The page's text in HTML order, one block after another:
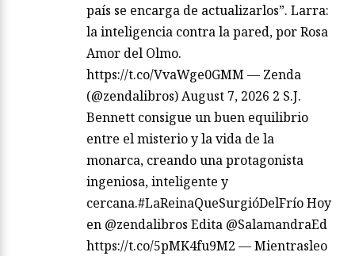
país se encarga de actualizarlos”. Larra:
la inteligencia contra la pared, por Rosa
Amor del Olmo.
https://t.co/VvaWge0GMM — Zenda
(@zendalibros) August 7, 2026 2 S.J.
Bennett consigue un buen equilibrio
entre el misterio y la vida de la
monarca, creando una protagonista
ingeniosa, inteligente y
cercana.#LaReinaQueSurgióDelFrío Hoy
en @zendalibros Edita @SalamandraEd
https://t.co/5pMK4fu9M2 — Mientrasleo